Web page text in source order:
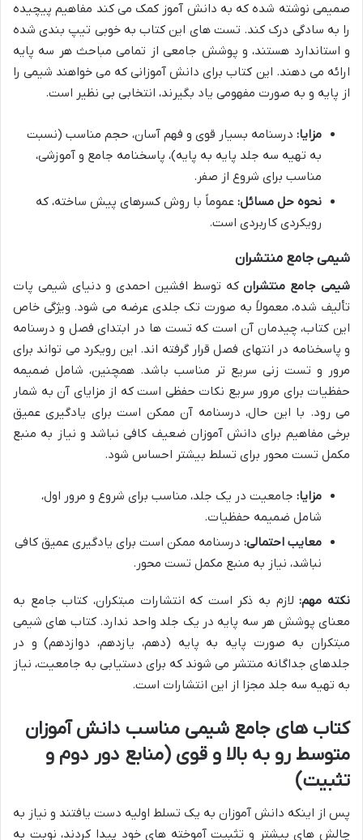
صمیمی نوشته شده که به دانش آموز کمک می کند مفاهیم پیچیده
را به سادگی درک کند. تست های این کتاب به خوبی تیپ بندی شده
و استاندارد هستند، و پوشش جامعی از تمامی مباحث هر سه پایه
ارائه می دهند. این کتاب برای دانش آموزانی که می خواهند شیمی را
از پایه و به صورت مفهومی یاد بگیرند، انتخابی بی نظیر است.
مزایا: درسنامه بسیار قوی و فهم آسان، حجم مناسب (نسبت
به تهیه سه جلد پایه به پایه)، پاسخنامه جامع و آموزشی،
مناسب برای شروع از صفر.
نحوه حل مسائل: عموماً با روش کسرهای پیش ساخته، که
رویکردی کاربردی است.
شیمی جامع منتشران
شیمی جامع منتشرانکه توسط افشین احمدی و دنیای شیمی پات
تألیف شده، معمولاً به صورت تک جلدی عرضه می شود. ویژگی خاص
این کتاب، چیدمان آن است که تست ها در ابتدای فصل و درسنامه
و پاسخنامه در انتهای فصل قرار گرفته اند. این رویکرد می تواند برای
مرور و تست زنی سریع تر مناسب باشد. همچنین، شامل ضمیمه
حفظیات برای مرور سریع نکات حفظی است که از مزایای آن به شمار
می رود. با این حال، درسنامه آن ممکن است برای یادگیری عمیق
برخی مفاهیم برای دانش آموزان ضعیف کافی نباشد و نیاز به منبع
مکمل تست محور برای تسلط بیشتر احساس شود.
مزایا: جامعیت در یک جلد، مناسب برای شروع و مرور اول،
شامل ضمیمه حفظیات.
معایب احتمالی: درسنامه ممکن است برای یادگیری عمیق کافی
نباشد، نیاز به منبع مکمل تست محور.
نکته مهم:لازم به ذکر است که انتشارات مبتکران، کتاب جامع به
معنای پوشش هر سه پایه در یک جلد واحد ندارد. کتاب های شیمی
مبتکران به صورت پایه به پایه (دهم، یازدهم، دوازدهم) و در
جلدهای جداگانه منتشر می شوند که برای دستیابی به جامعیت، نیاز
به تهیه سه جلد مجزا از این انتشارات است.
کتاب های جامع شیمی مناسب دانش آموزان
متوسط رو به بالا و قوی (منابع دور دوم و
تثبیت)
پس از اینکه دانش آموزان به یک تسلط اولیه دست یافتند و نیاز به
چالش های بیشتر و تثبیت آموخته های خود پیدا کردند، نوبت به